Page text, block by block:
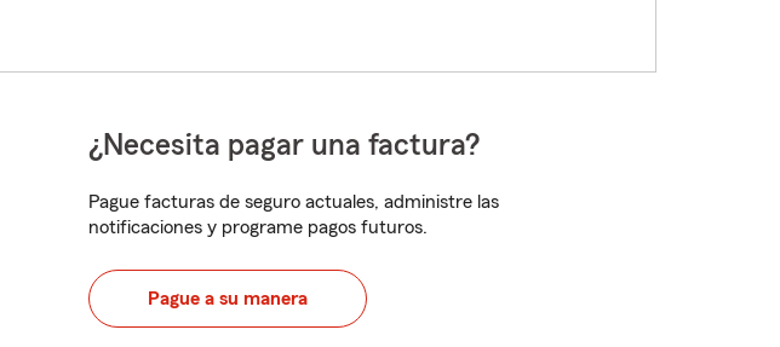
¿Necesita pagar una factura?
Pague facturas de seguro actuales, administre las
notificaciones y programe pagos futuros.
Pague a su manera